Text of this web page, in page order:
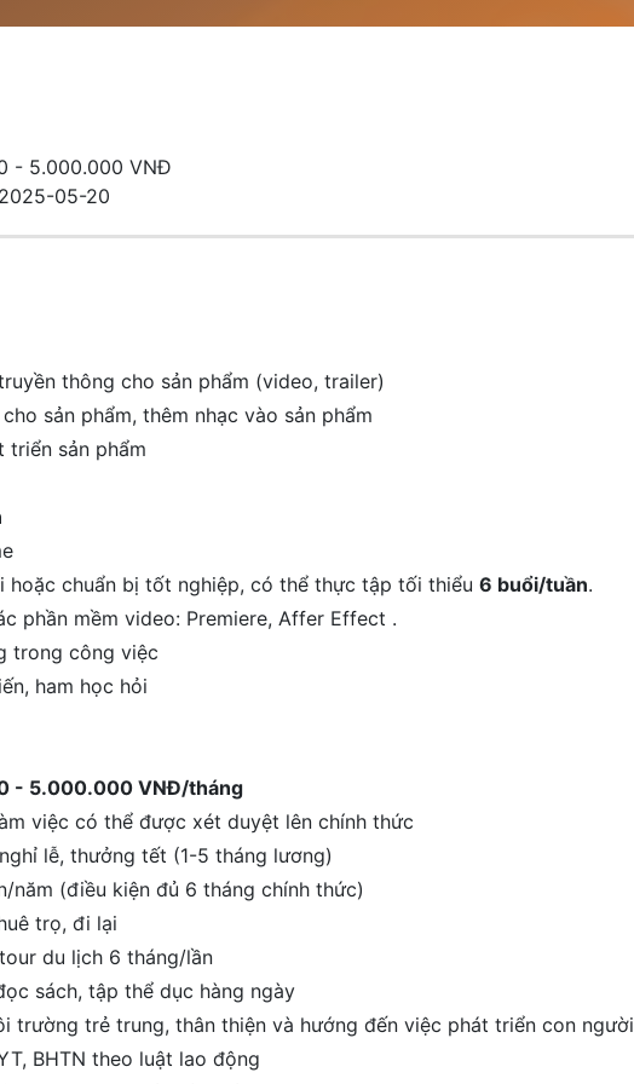
- 5.000.000 VNĐ
05-20
thông cho sản phẩm (video, trailer)
sản phẩm, thêm nhạc vào sản phẩm
triển sản phẩm
hoặc chuẩn bị tốt nghiệp, có thể thực tập tối thiểu 6 buổi/tuần.
phần mềm video: Premiere, Affer Effect .
trong công việc
ham học hỏi
- 5.000.000 VNĐ/tháng
việc có thể được xét duyệt lên chính thức
lễ, thưởng tết (1-5 tháng lương)
năm (điều kiện đủ 6 tháng chính thức)
trọ, đi lại
du lịch 6 tháng/lần
sách, tập thể dục hàng ngày
trường trẻ trung, thân thiện và hướng đến việc phát triển con người
BHTN theo luật lao động